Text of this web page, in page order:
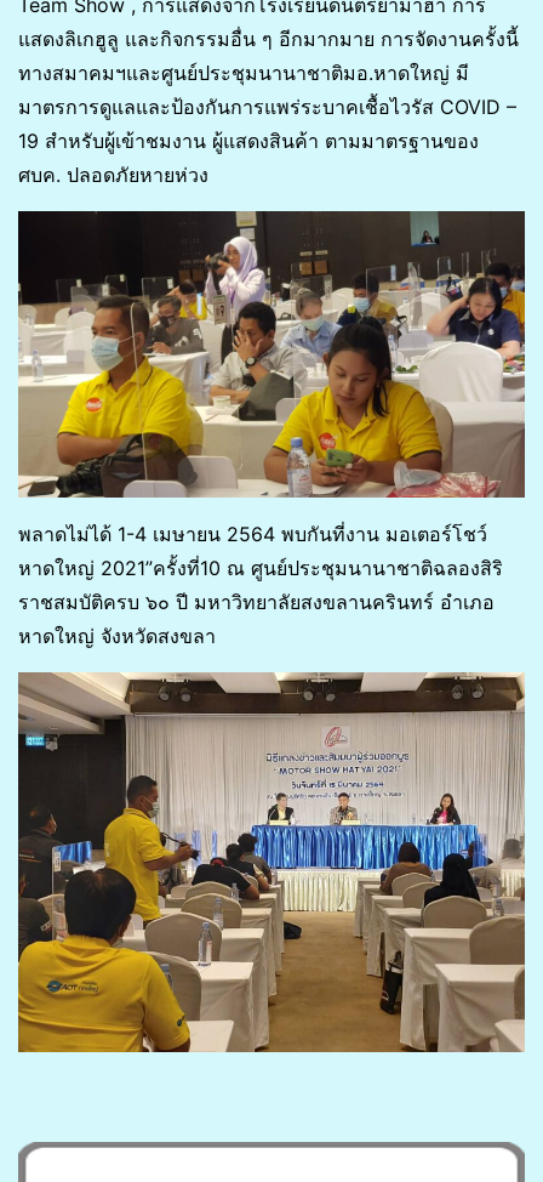
Team Show , การแสดงจากโรงเรียนดนตรียามาฮ่า การ
แสดงลิเกฮูลู และกิจกรรมอื่น ๆ อีกมากมาย การจัดงานครั้งนี้
ทางสมาคมฯและศูนย์ประชุมนานาชาติมอ.หาดใหญ่ มี
มาตรการดูแลและป้องกันการแพร่ระบาคเชื้อไวรัส COVID –
19 สำหรับผู้เข้าชมงาน ผู้แสดงสินค้า ตามมาตรฐานของ
ศบค. ปลอดภัยหายห่วง
พลาดไม่ได้ 1-4 เมษายน 2564 พบกันที่งาน มอเตอร์โชว์
หาดใหญ่ 2021”ครั้งที่10 ณ ศูนย์ประชุมนานาชาติฉลองสิริ
ราชสมบัติครบ ๖๐ ปี มหาวิทยาลัยสงขลานครินทร์ อำเภอ
หาดใหญ่ จังหวัดสงขลา